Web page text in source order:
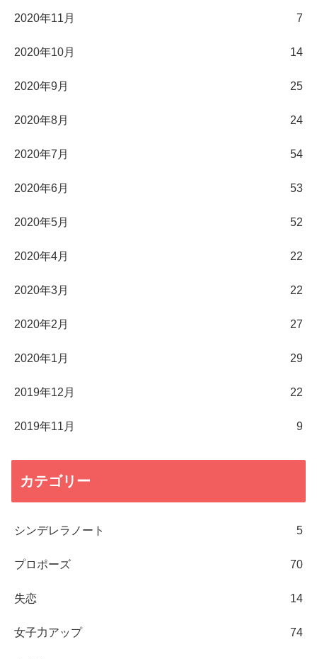
2020年11月 7
2020年10月 14
2020年9月 25
2020年8月 24
2020年7月 54
2020年6月 53
2020年5月 52
2020年4月 22
2020年3月 22
2020年2月 27
2020年1月 29
2019年12月 22
2019年11月 9
カテゴリー
シンデレラノート 5
プロポーズ 70
失恋 14
女子力アップ 74